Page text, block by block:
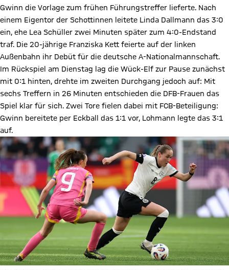
Gwinn die Vorlage zum frühen Führungstreffer lieferte. Nach
einem Eigentor der Schottinnen leitete Linda Dallmann das 3:0
ein, ehe Lea Schüller zwei Minuten später zum 4:0-Endstand
traf. Die 20-jährige Franziska Kett feierte auf der linken
Außenbahn ihr Debüt für die deutsche A-Nationalmannschaft.
Im Rückspiel am Dienstag lag die Wück-Elf zur Pause zunächst
mit 0:1 hinten, drehte im zweiten Durchgang jedoch auf: Mit
sechs Treffern in 26 Minuten entschieden die DFB-Frauen das
Spiel klar für sich. Zwei Tore fielen dabei mit FCB-Beteiligung:
Gwinn bereitete per Eckball das 1:1 vor, Lohmann legte das 3:1
auf.